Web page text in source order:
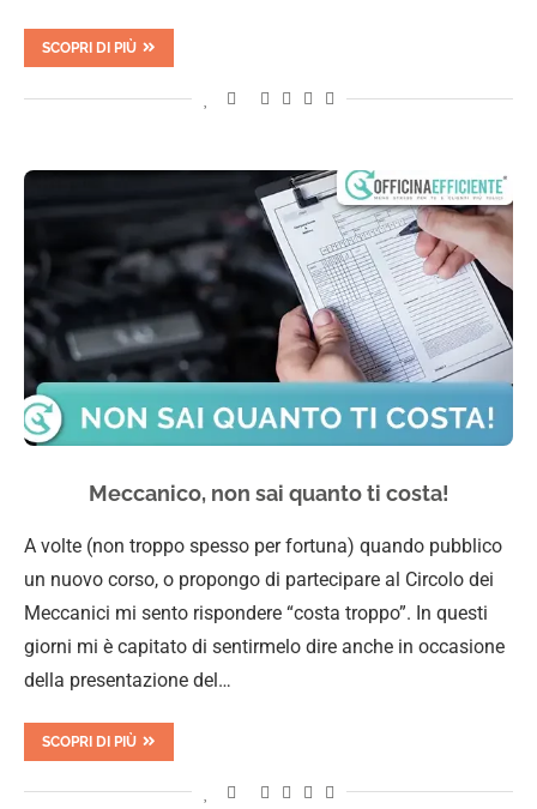
SCOPRI DI PIÙ
Meccanico, non sai quanto ti costa!
A volte (non troppo spesso per fortuna) quando pubblico
un nuovo corso, o propongo di partecipare al Circolo dei
Meccanici mi sento rispondere “costa troppo”. In questi
giorni mi è capitato di sentirmelo dire anche in occasione
della presentazione del…
SCOPRI DI PIÙ